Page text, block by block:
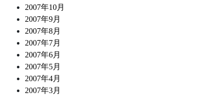
2007年10月
2007年9月
2007年8月
2007年7月
2007年6月
2007年5月
2007年4月
2007年3月